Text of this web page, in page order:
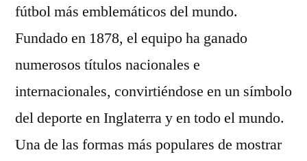
fútbol más emblemáticos del mundo.
Fundado en 1878, el equipo ha ganado
numerosos títulos nacionales e
internacionales, convirtiéndose en un símbolo
del deporte en Inglaterra y en todo el mundo.
Una de las formas más populares de mostrar